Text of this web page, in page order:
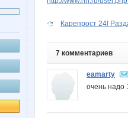
Карепрост 24!
7 комментариев
eamarty
очень надо